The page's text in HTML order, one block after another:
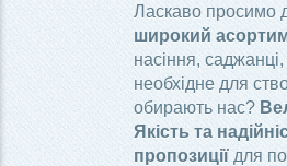
Ласкаво просимо
широкий
насіння,
необхідне для
обирають нас?
Якість та
пропозиціїдля